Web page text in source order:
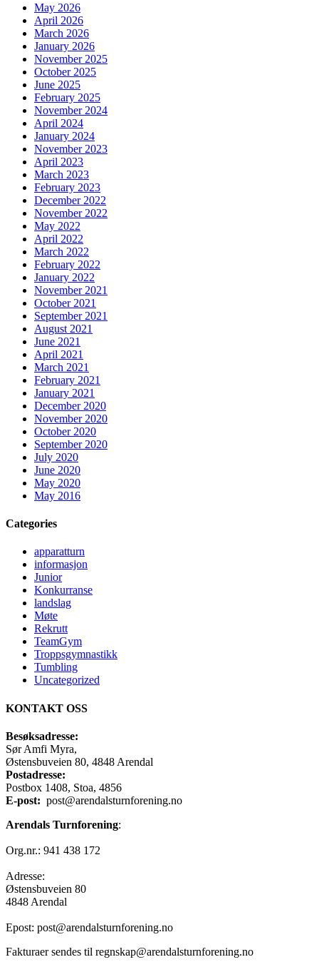
May 2026
April 2026
March 2026
January 2026
November 2025
October 2025
June 2025
February 2025
November 2024
April 2024
January 2024
November 2023
April 2023
March 2023
February 2023
December 2022
November 2022
May 2022
April 2022
March 2022
February 2022
January 2022
November 2021
October 2021
September 2021
August 2021
June 2021
April 2021
March 2021
February 2021
January 2021
December 2020
November 2020
October 2020
September 2020
July 2020
June 2020
May 2020
May 2016
Categories
apparatturn
informasjon
Junior
Konkurranse
landslag
Møte
Rekrutt
TeamGym
Troppsgymnastikk
Tumbling
Uncategorized
KONTAKT OSS
Besøksadresse:
Sør Amfi Myra,
Østensbuveien 80, 4848 Arendal
Postadresse:
Postbox 1408, Stoa, 4856
E-post: post@arendalsturnforening.no
Arendals Turnforening:
Org.nr.: 941 438 172
Adresse:
Østensbuveien 80
4848 Arendal
Epost: post@arendalsturnforening.no
Fakturaer sendes til regnskap@arendalsturnforening.no